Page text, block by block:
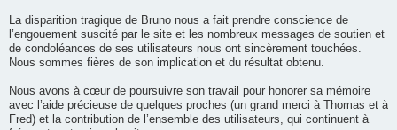
La disparition tragique de Bruno nous a fait prendre conscience de
l’engouement suscité par le site et les nombreux messages de soutien et
de condoléances de ses utilisateurs nous ont sincèrement touchées.
Nous sommes fières de son implication et du résultat obtenu.
Nous avons à cœur de poursuivre son travail pour honorer sa mémoire
avec l’aide précieuse de quelques proches (un grand merci à Thomas et à
Fred) et la contribution de l’ensemble des utilisateurs, qui continuent à